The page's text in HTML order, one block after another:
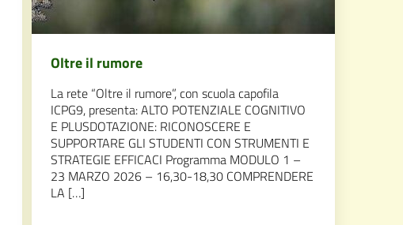
Oltre il rumore
La rete “Oltre il rumore”, con scuola capofila
ICPG9, presenta: ALTO POTENZIALE COGNITIVO
E PLUSDOTAZIONE: RICONOSCERE E
SUPPORTARE GLI STUDENTI CON STRUMENTI E
STRATEGIE EFFICACI Programma MODULO 1 –
23 MARZO 2026 – 16,30-18,30 COMPRENDERE
LA […]